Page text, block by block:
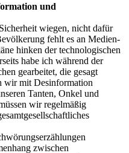
und
wiegen, nicht dafür
fehlt es an Medien-
hinken der technologischen
habe ich während der
gearbeitet, die gesagt
wir mit Desinformation
Tanten, Onkel und
wir regelmäßig
zwischen